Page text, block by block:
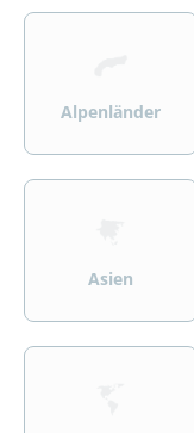
>
Alpenländer
>
Asien
>